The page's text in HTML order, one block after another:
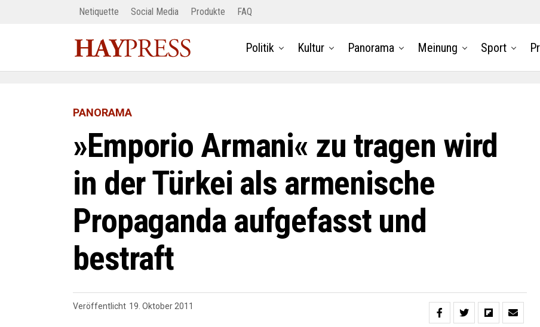
Netiquette Social Media Produkte FAQ
Politik Kultur Panorama Meinung Sport
PANORAMA
»Emporio Armani« zu tragen wird
in der Türkei als armenische
Propaganda aufgefasst und
bestraft
Veröffentlicht 19. Oktober 2011